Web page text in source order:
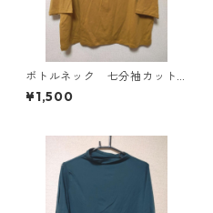
ボトルネック 七分袖カット
ソー ４Ｌ マスタード KA
E-4818
¥1,500